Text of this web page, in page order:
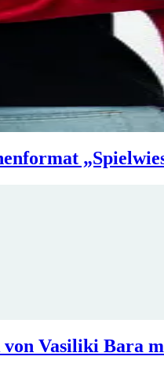
von Vasiliki Bara